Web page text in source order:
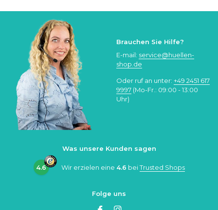
Brauchen Sie Hilfe?
E-mail: service@huellen-
shop.de
Oder ruf an unter: +49 2451 617
9997 (Mo-Fr.: 09:00 - 13:00
Uhr)
Was unsere Kunden sagen
4.6 Wir erzielen eine 4.6 beiTrusted Shops
Folge uns